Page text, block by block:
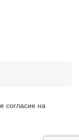
согласие на